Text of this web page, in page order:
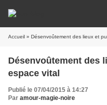
Accueil » Désenvoûtement des lieux et
Désenvoûtement des
espace vital
Publié le 07/04/2015 à 14:27
Par amour-magie-noire